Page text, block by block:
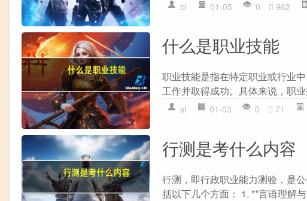
bl 01-05 0 962
什么是职业技能
职业技能是指在特定职业或行业
工作并取得成功。具体来说，职
sl 01-03 0 71
行测是考什么内容
行测，即行政职业能力测验，是
括以下几个方面： 1. **言语理解